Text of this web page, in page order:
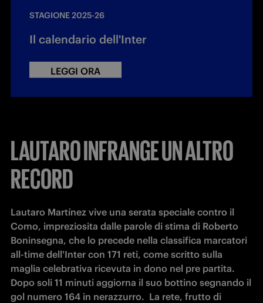
STAGIONE 2025-26
Il calendario dell'Inter
LEGGI ORA
LAUTARO INFRANGE UN ALTRO
RECORD
Lautaro Martínez vive una serata speciale contro il
Como, impreziosita dalle parole di stima di Roberto
Boninsegna, che lo precede nella classifica marcatori
all-time dell'Inter con 171 reti, come scritto sulla
maglia celebrativa ricevuta in dono nel pre partita.
Dopo soli 11 minuti aggiorna il suo bottino segnando il
gol numero 164 in nerazzurro.  La rete, frutto di